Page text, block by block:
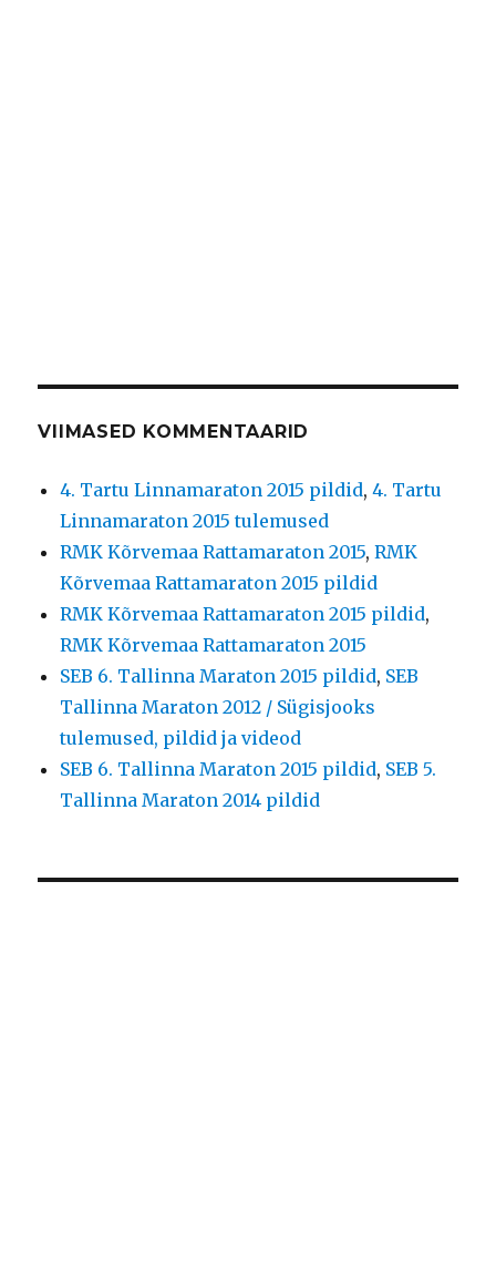
VIIMASED KOMMENTAARID
4. Tartu Linnamaraton 2015 pildid,4. Tartu
Linnamaraton 2015 tulemused
RMK Kõrvemaa Rattamaraton 2015,RMK
Kõrvemaa Rattamaraton 2015 pildid
RMK Kõrvemaa Rattamaraton 2015 pildid,
RMK Kõrvemaa Rattamaraton 2015
SEB 6. Tallinna Maraton 2015 pildid, SEB
Tallinna Maraton 2012 / Sügisjooks
tulemused, pildid ja videod
SEB 6. Tallinna Maraton 2015 pildid, SEB 5.
Tallinna Maraton 2014 pildid